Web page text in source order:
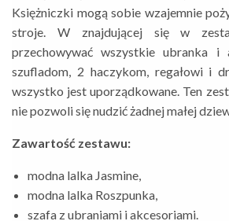
Księżniczki mogą sobie wzajemnie
stroje. W znajdującej się w
przechowywać wszystkie ubranka i
szufladom, 2 haczykom, regałowi i
wszystko jest uporządkowane. Ten
nie pozwoli się nudzić żadnej małej
Zawartość zestawu:
modna lalka Jasmine,
modna lalka Roszpunka,
szafa z ubraniami i akcesoriami.